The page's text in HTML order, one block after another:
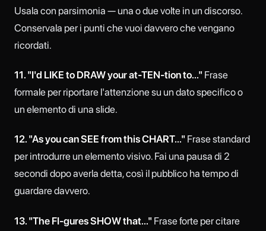
Usala con parsimonia — una o due volte in un discorso.
Conservala per i punti che vuoi davvero che vengano
ricordati.
11. "I'd LIKE to DRAW your at-TEN-tion to..." Frase
formale per riportare l'attenzione su un dato specifico o
un elemento di una slide.
12. "As you can SEE from this CHART..." Frase standard
per introdurre un elemento visivo. Fai una pausa di 2
secondi dopo averla detta, così il pubblico ha tempo di
guardare davvero.
13. "The FI-gures SHOW that..." Frase forte per citare